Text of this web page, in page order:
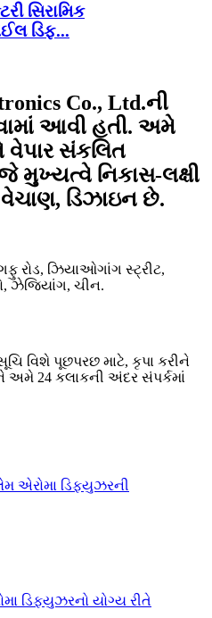
સિરામિક
ડિફ...
Co., Ltd.ની
આવી હતી. અમે
સંકલિત
નિકાસ-લક્ષી
ડિઝાઇન છે.
રોડ, ઝિયાઓગાંગ સ્ટ્રીટ,
ઝેજિયાંગ, ચીન.
વિશે પૂછપરછ માટે, કૃપા કરીને
24 કલાકની અંદર સંપર્કમાં